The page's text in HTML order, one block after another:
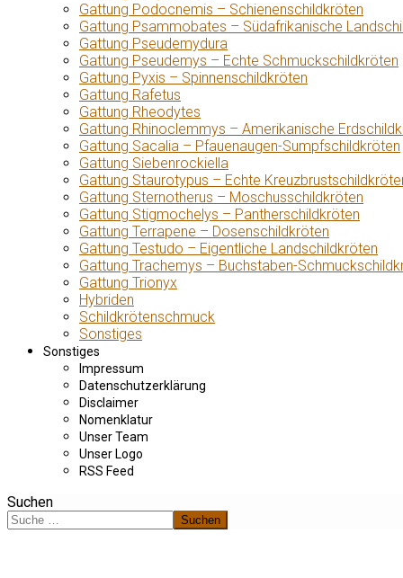
Gattung Podocnemis – Schienenschildkröten
Gattung Psammobates – Südafrikanische
Gattung Pseudemydura
Gattung Pseudemys – Echte Schmuckschildkröten
Gattung Pyxis – Spinnenschildkröten
Gattung Rafetus
Gattung Rheodytes
Gattung Rhinoclemmys – Amerikanische
Gattung Sacalia – Pfauenaugen-Sumpfschildkröten
Gattung Siebenrockiella
Gattung Staurotypus – Echte
Gattung Sternotherus – Moschusschildkröten
Gattung Stigmochelys – Pantherschildkröten
Gattung Terrapene – Dosenschildkröten
Gattung Testudo – Eigentliche Landschildkröten
Gattung Trachemys – Buchstaben-
Gattung Trionyx
Hybriden
Schildkrötenschmuck
Sonstiges
Sonstiges
Impressum
Datenschutzerklärung
Disclaimer
Nomenklatur
Unser Team
Unser Logo
RSS Feed
Suchen
Suchen